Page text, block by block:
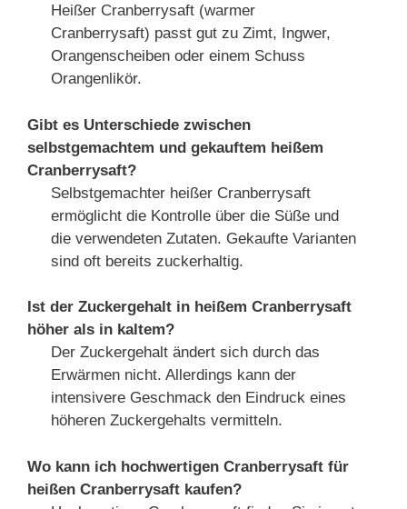
Heißer Cranberrysaft (warmer
Cranberrysaft) passt gut zu Zimt, Ingwer,
Orangenscheiben oder einem Schuss
Orangenlikör.
Gibt es Unterschiede zwischen
selbstgemachtem und gekauftem heißem
Cranberrysaft?
Selbstgemachter heißer Cranberrysaft
ermöglicht die Kontrolle über die Süße und
die verwendeten Zutaten. Gekaufte Varianten
sind oft bereits zuckerhaltig.
Ist der Zuckergehalt in heißem Cranberrysaft
höher als in kaltem?
Der Zuckergehalt ändert sich durch das
Erwärmen nicht. Allerdings kann der
intensivere Geschmack den Eindruck eines
höheren Zuckergehalts vermitteln.
Wo kann ich hochwertigen Cranberrysaft für
heißen Cranberrysaft kaufen?